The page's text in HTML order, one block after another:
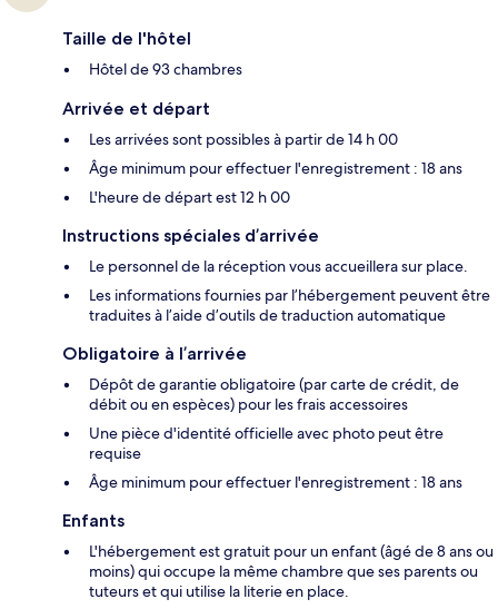
Taille de l'hôtel
Hôtel de 93 chambres
Arrivée et départ
Les arrivées sont possibles à partir de 14 h 00
Âge minimum pour effectuer l'enregistrement : 18 ans
L'heure de départ est 12 h 00
Instructions spéciales d’arrivée
Le personnel de la réception vous accueillera sur place.
Les informations fournies par l’hébergement peuvent être
traduites à l’aide d’outils de traduction automatique
Obligatoire à l’arrivée
Dépôt de garantie obligatoire (par carte de crédit, de
débit ou en espèces) pour les frais accessoires
Une pièce d'identité officielle avec photo peut être
requise
Âge minimum pour effectuer l'enregistrement : 18 ans
Enfants
L'hébergement est gratuit pour un enfant (âgé de 8 ans ou
moins) qui occupe la même chambre que ses parents ou
tuteurs et qui utilise la literie en place.